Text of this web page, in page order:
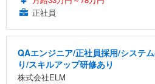
正社員
QAエンジニア/正社員採用/システ
り/スキルアップ研修あり
株式会社ELM